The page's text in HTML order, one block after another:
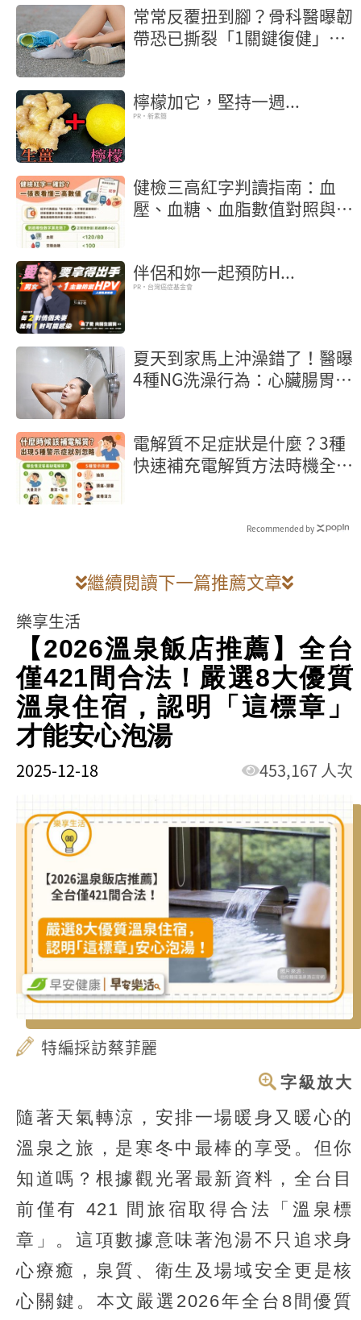
常常反覆扭到腳？骨科醫曝韌
帶恐已撕裂「1關鍵復健」修
檸檬加它，堅持一週...
PR・新素簡
健檢三高紅字判讀指南：血
壓、血糖、血脂數值對照與行
伴侶和妳一起預防H...
PR・台灣癌症基金會
夏天到家馬上沖澡錯了！醫曝
4種NG洗澡行為：心臟腸胃都
電解質不足症狀是什麼？3種
快速補充電解質方法時機全解
Recommended by
繼續閱讀下一篇推薦文章
樂享生活
【2026溫泉飯店推薦】全台
僅421間合法！嚴選8大優質
溫泉住宿，認明「這標章」
才能安心泡湯
2025-12-18 453,167 人次
特編採訪蔡菲麗
字級放大
隨著天氣轉涼，安排一場暖身又暖心的
溫泉之旅，是寒冬中最棒的享受。但你
知道嗎？根據觀光署最新資料，全台目
前僅有 421 間旅宿取得合法「溫泉標
章」。這項數據意味著泡湯不只追求身
心療癒，泉質、衛生及場域安全更是核
心關鍵。本文嚴選2026年全台8間優質